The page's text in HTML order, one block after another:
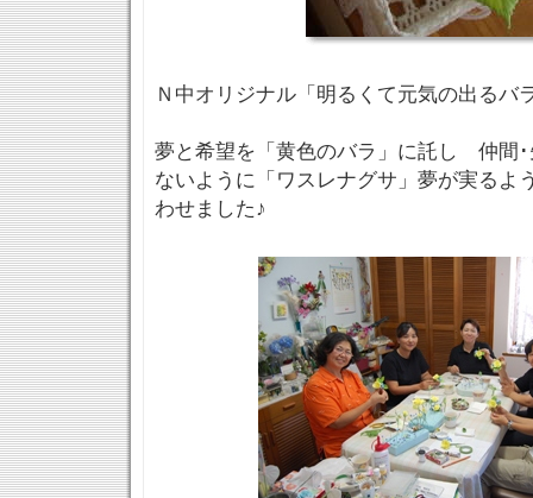
Ｎ中オリジナル「明るくて元気の出るバ
夢と希望を「黄色のバラ」に託し 仲間
ないように「ワスレナグサ」夢が実る
わせました♪